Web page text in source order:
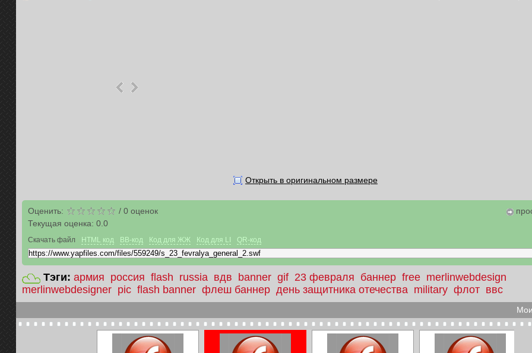
Открыть в оригинальном размере
Оценить: / 0оценок
Текущая оценка: 0.0
Скачать файл HTML код BB-код Код для ЖЖ Код для LI QR-код
Тэги: армия россия flash russia вдв banner gif 23 февраля баннер free merlinwebdesign
merlinwebdesigner pic flash banner флеш баннер день защитника отечества military флот ввс